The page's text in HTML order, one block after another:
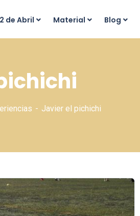
de Abril Material Blog
Javier el pichichi